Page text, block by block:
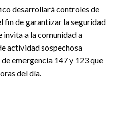
desarrollará controles de
fin de garantizar la seguridad
invita a la comunidad a
actividad sospechosa
emergencia 147 y 123 que
del día.